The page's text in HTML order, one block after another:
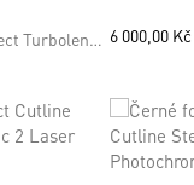
Fotochromatické černé brýle Rudy Project Turbolence Z87 se skly ImpactX™ Photochromic 2 Black 6 000,00 Kč